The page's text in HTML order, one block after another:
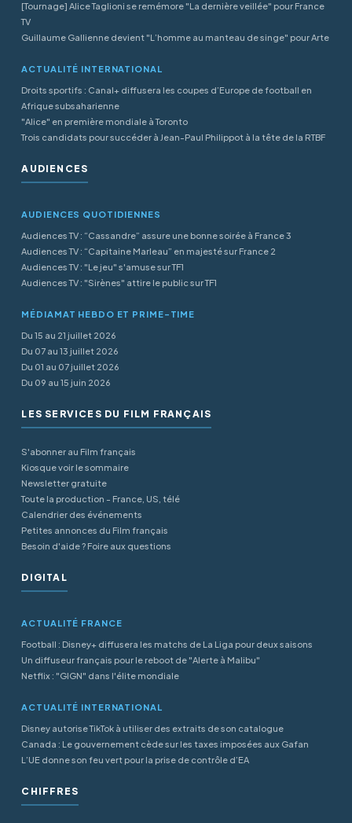
[Tournage] Alice Taglioni se remémore "La dernière veillée" pour France
TV
Guillaume Gallienne devient "L’homme au manteau de singe" pour Arte
ACTUALITÉ INTERNATIONAL
Droits sportifs : Canal+ diffusera les coupes d’Europe de football en
Afrique subsaharienne
"Alice" en première mondiale à Toronto
Trois candidats pour succéder à Jean-Paul Philippot à la tête de la RTBF
AUDIENCES
AUDIENCES QUOTIDIENNES
Audiences TV : “Cassandre” assure une bonne soirée à France 3
Audiences TV : “Capitaine Marleau” en majesté sur France 2
Audiences TV : "Le jeu" s'amuse sur TF1
Audiences TV : "Sirènes" attire le public sur TF1
MÉDIAMAT HEBDO ET PRIME-TIME
Du 15 au 21 juillet 2026
Du 07 au 13 juillet 2026
Du 01 au 07 juillet 2026
Du 09 au 15 juin 2026
LES SERVICES DU FILM FRANÇAIS
S'abonner au Film français
Kiosque voir le sommaire
Newsletter gratuite
Toute la production - France, US, télé
Calendrier des événements
Petites annonces du Film français
Besoin d'aide ? Foire aux questions
DIGITAL
ACTUALITÉ FRANCE
Football : Disney+ diffusera les matchs de La Liga pour deux saisons
Un diffuseur français pour le reboot de "Alerte à Malibu"
Netflix : "GIGN" dans l'élite mondiale
ACTUALITÉ INTERNATIONAL
Disney autorise TikTok à utiliser des extraits de son catalogue
Canada : Le gouvernement cède sur les taxes imposées aux Gafan
L’UE donne son feu vert pour la prise de contrôle d’EA
CHIFFRES